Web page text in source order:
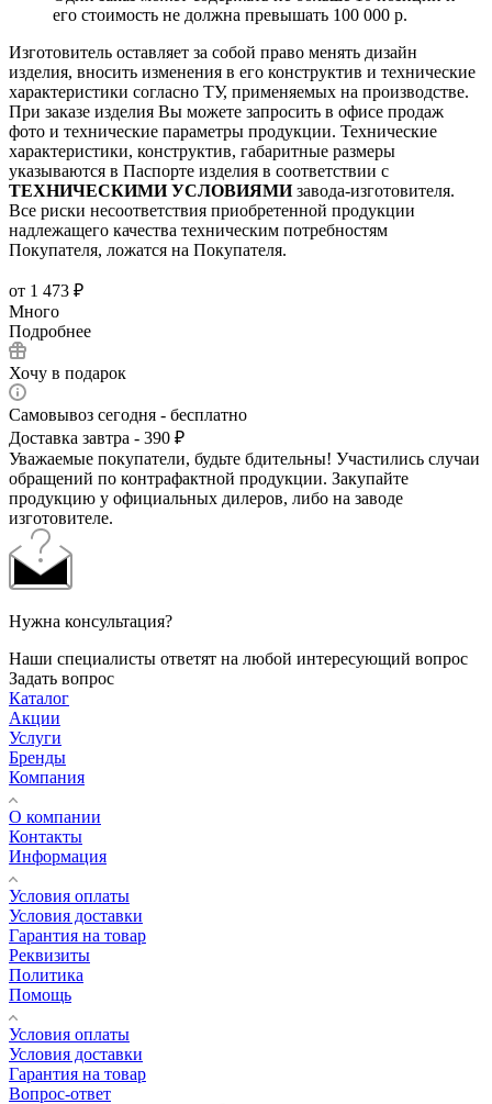
его стоимость не должна превышать 100 000 р.
Изготовитель оставляет за собой право менять дизайн
изделия, вносить изменения в его конструктив и технические
характеристики согласно ТУ, применяемых на производстве.
При заказе изделия Вы можете запросить в офисе продаж
фото и технические параметры продукции. Технические
характеристики, конструктив, габаритные размеры
указываются в Паспорте изделия в соответствии с
ТЕХНИЧЕСКИМИ УСЛОВИЯМИзавода-изготовителя.
Все риски несоответствия приобретенной продукции
надлежащего качества техническим потребностям
Покупателя, ложатся на Покупателя.
от 1 473 ₽
Много
Подробнее
Хочу в подарок
Самовывоз сегодня - бесплатно
Доставка завтра - 390 ₽
Уважаемые покупатели, будьте бдительны! Участились случаи
обращений по контрафактной продукции. Закупайте
продукцию у официальных дилеров, либо на заводе
изготовителе.
Нужна консультация?
Наши специалисты ответят на любой интересующий вопрос
Задать вопрос
Каталог
Акции
Услуги
Бренды
Компания
О компании
Контакты
Информация
Условия оплаты
Условия доставки
Гарантия на товар
Реквизиты
Политика
Помощь
Условия оплаты
Условия доставки
Гарантия на товар
Вопрос-ответ